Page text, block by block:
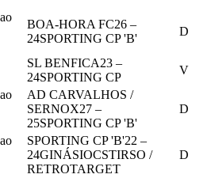
BOA-HORA FC26 –
24SPORTING CP 'B'
D
SL BENFICA23 –
24SPORTING CP
V
AD CARVALHOS /
SERNOX27 –
25SPORTING CP 'B'
D
SPORTING CP 'B'22 –
24GINÁSIOCSTIRSO /
RETROTARGET
D